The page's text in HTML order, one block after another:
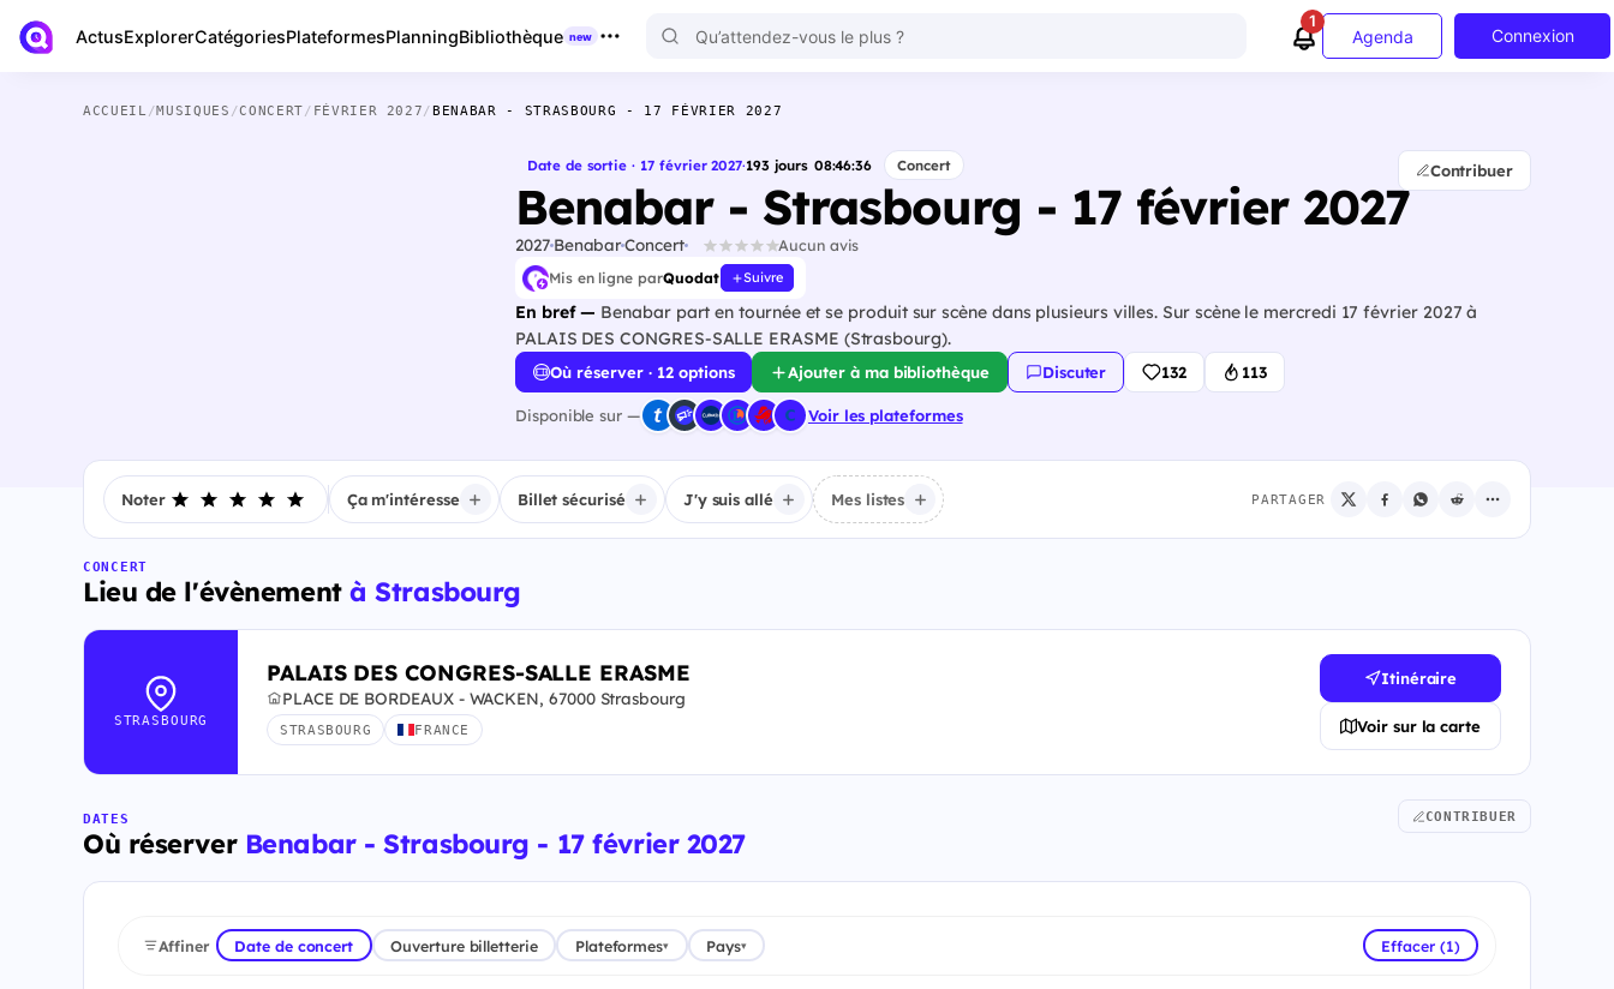
ActusExplorerCatégoriesPlateformesPlanningBibliothèque new
1
Agenda Connexion
ACCUEIL /MUSIQUES /CONCERT/ FÉVRIER 2027/BENABAR - STRASBOURG - 17 FÉVRIER 2027
Date de sortie · 17 février 2027·193jours 08:46:35 Concert
Benabar - Strasbourg - 17 février 2027
2027BenabarConcert Aucun avis
Mis en ligne parQuodat Suivre
En bref — Benabar part en tournée et se produit sur scène dans plusieurs villes. Sur scène le mercredi 17 février 2027 à
PALAIS DES CONGRES-SALLE ERASME (Strasbourg).
Contribuer
Où réserver · 12 options Ajouter à ma bibliothèque Discuter 132 113
Disponible sur — Voir les plateformes
Noter Ça m'intéresse Billet sécurisé J'y suis allé Mes listes PARTAGER
CONCERT
Lieu de l'évènementà Strasbourg
STRASBOURG
PALAIS DES CONGRES-SALLE ERASME
PLACE DE BORDEAUX - WACKEN, 67000 Strasbourg
STRASBOURG FRANCE
Itinéraire
Voir sur la carte
DATES
Où réserver Benabar - Strasbourg - 17 février 2027
CONTRIBUER
Affiner Date de concert Ouverture billetterie Plateformes▾ Pays▾ Effacer (1)